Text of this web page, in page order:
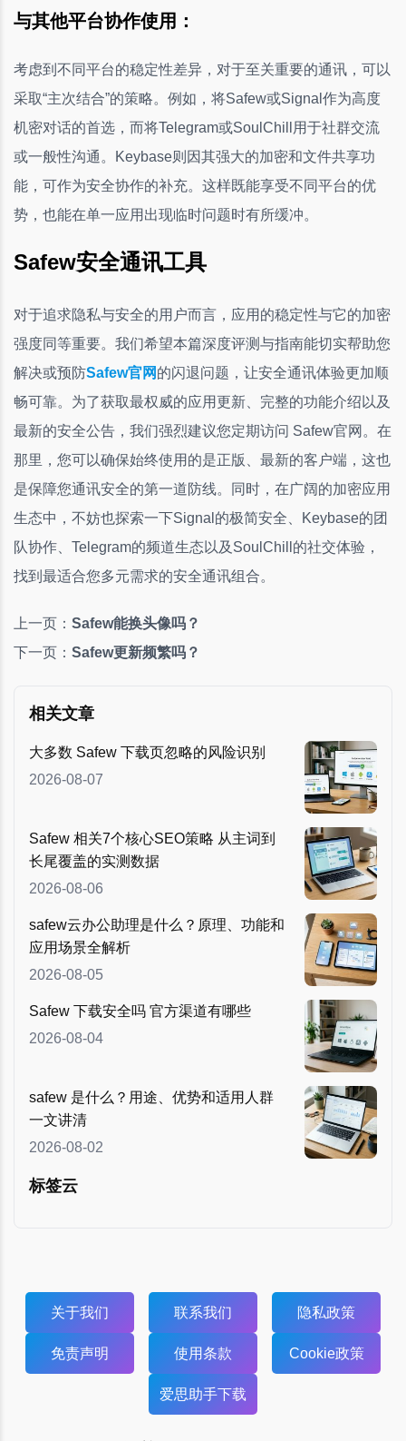
与其他平台协作使用：
考虑到不同平台的稳定性差异，对于至关重要的通讯，可以
采取“主次结合”的策略。例如，将Safew或Signal作为高度
机密对话的首选，而将Telegram或SoulChill用于社群交流
或一般性沟通。Keybase则因其强大的加密和文件共享功
能，可作为安全协作的补充。这样既能享受不同平台的优
势，也能在单一应用出现临时问题时有所缓冲。
Safew安全通讯工具
对于追求隐私与安全的用户而言，应用的稳定性与它的加密
强度同等重要。我们希望本篇深度评测与指南能切实帮助您
解决或预防Safew官网的闪退问题，让安全通讯体验更加顺
畅可靠。为了获取最权威的应用更新、完整的功能介绍以及
最新的安全公告，我们强烈建议您定期访问 Safew官网。在
那里，您可以确保始终使用的是正版、最新的客户端，这也
是保障您通讯安全的第一道防线。同时，在广阔的加密应用
生态中，不妨也探索一下Signal的极简安全、Keybase的团
队协作、Telegram的频道生态以及SoulChill的社交体验，
找到最适合您多元需求的安全通讯组合。
上一页： Safew能换头像吗？
下一页： Safew更新频繁吗？
相关文章
大多数 Safew 下载页忽略的风险识别
2026-08-07
Safew 相关7个核心SEO策略 从主词到
长尾覆盖的实测数据
2026-08-06
safew云办公助理是什么？原理、功能和
应用场景全解析
2026-08-05
Safew 下载安全吗 官方渠道有哪些
2026-08-04
safew 是什么？用途、优势和适用人群
一文讲清
2026-08-02
标签云
关于我们 联系我们 隐私政策
免责声明 使用条款 Cookie政策
爱思助手下载